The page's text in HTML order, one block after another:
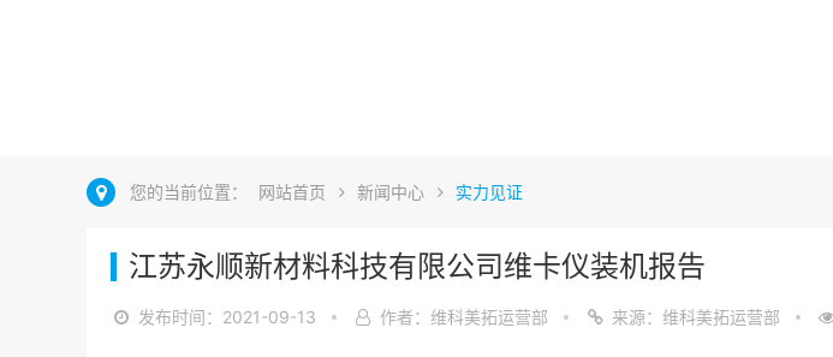
您的当前位置： 网站首页 新闻中心 实力见证
江苏永顺新材料科技有限公司维卡仪装机报告
发布时间：2021-09-13 作者：维科美拓运营部 来源：维科美拓运营部